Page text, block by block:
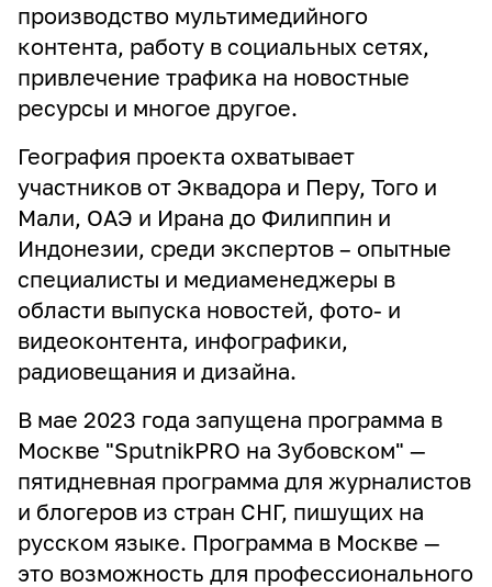
производство мультимедийного
контента, работу в социальных сетях,
привлечение трафика на новостные
ресурсы и многое другое.
География проекта охватывает
участников от Эквадора и Перу, Того и
Мали, ОАЭ и Ирана до Филиппин и
Индонезии, среди экспертов – опытные
специалисты и медиаменеджеры в
области выпуска новостей, фото- и
видеоконтента, инфографики,
радиовещания и дизайна.
В мае 2023 года запущена программа в
Москве "SputnikPRO на Зубовском" —
пятидневная программа для журналистов
и блогеров из стран СНГ, пишущих на
русском языке. Программа в Москве —
это возможность для профессионального